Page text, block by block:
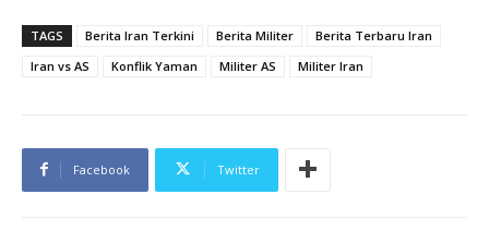
TAGS Berita Iran Terkini Berita Militer
Berita Terbaru Iran
Iran vs AS
Konflik Yaman Militer AS Militer Iran
Facebook Twitter